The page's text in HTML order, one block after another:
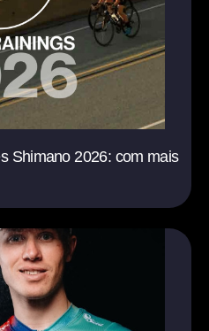
Shimano 2026: com mais